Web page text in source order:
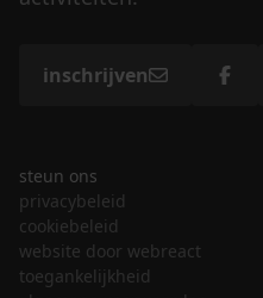
inschrijven
steun ons
privacybeleid
cookiebeleid
website door webreact
toegankelijkheid